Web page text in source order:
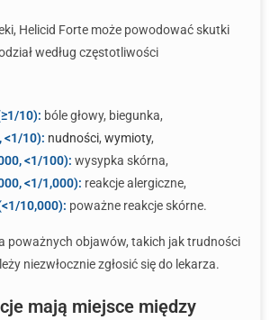
Helicid Forte może powodować skutki
według częstotliwości
10): bóle głowy, biegunka,
<1/10): nudności, wymioty,
<1/100): wysypka skórna,
<1/1,000): reakcje alergiczne,
10,000): poważne reakcje skórne.
poważnych objawów, takich jak trudności
niezwłocznie zgłosić się do lekarza.
mają miejsce między